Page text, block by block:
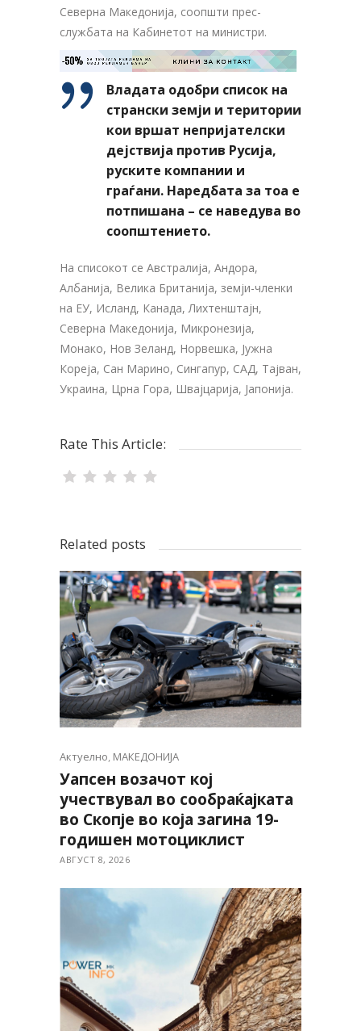
Северна Македонија, соопшти прес-
службата на Кабинетот на министри.
-50% ЗА ТВОЈАТА РЕКЛАМА НА
ОВОЈ РЕКЛАМЕН БАНЕР КЛИНИ ЗА КОНТАКТ
Владата одобри список на
странски земји и територии
кои вршат непријателски
дејствија против Русија,
руските компании и
граѓани. Наредбата за тоа е
потпишана – се наведува во
соопштението.
На списокот се Австралија, Андора,
Албанија, Велика Британија, земји-членки
на ЕУ, Исланд, Канада, Лихтенштајн,
Северна Македонија, Микронезија,
Монако, Нов Зеланд, Норвешка, Јужна
Кореја, Сан Марино, Сингапур, САД, Тајван,
Украина, Црна Гора, Швајцарија, Јапонија.
Rate This Article:
Related posts
Актуелно, МАКЕДОНИЈА
Уапсен возачот кој
учествувал во сообраќајката
во Скопје во која загина 19-
годишен мотоциклист
АВГУСТ 8, 2026